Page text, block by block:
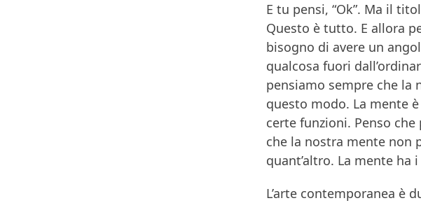
E tu pensi, “Ok”. Ma il
Questo è tutto. E allora
bisogno di avere un
qualcosa fuori
pensiamo sempre che
questo modo. La mente
certe funzioni. Penso
che la nostra mente non
quant’altro. La mente
L’arte contemporanea è